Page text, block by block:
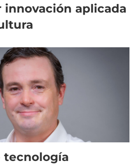
innovación aplicada
tecnología